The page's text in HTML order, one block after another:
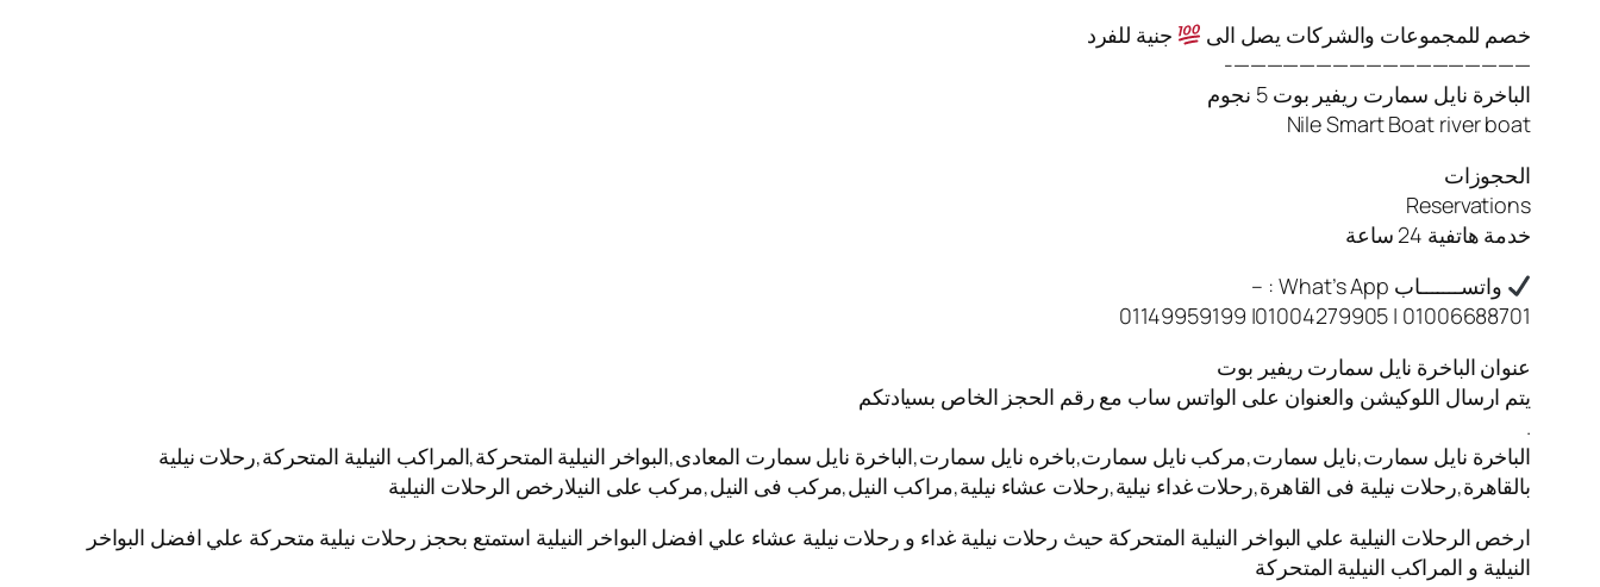
خصم للمجموعات والشركات يصل الى
جنية للفرد
——————————————————-
الباخرة نايل سمارت ريفير بوت 5 نجوم
Nile Smart Boat river boat
الحجوزات
Reservations
خدمة هاتفية 24 ساعة
واتســـــــاب What’s App : –
01006688701 | 01004279905| 01149959199
عنوان الباخرة نايل سمارت ريفير بوت
يتم ارسال اللوكيشن والعنوان على الواتس ساب مع رقم الحجز الخاص بسيادتكم
.
الباخرة نايل سمارت,نايل سمارت,مركب نايل سمارت,باخره نايل سمارت,الباخرة نايل سمارت المعادى,البواخر النيلية المتحركة,المراكب النيلية المتحركة,رحلات نيلية
بالقاهرة,رحلات نيلية فى القاهرة,رحلات غداء نيلية,رحلات عشاء نيلية,مراكب النيل,مركب فى النيل,مركب على النيلارخص الرحلات النيلية
ارخص الرحلات النيلية علي البواخر النيلية المتحركة حيث رحلات نيلية غداء و رحلات نيلية عشاء علي افضل البواخر النيلية استمتع بحجز رحلات نيلية متحركة علي افضل البواخر
النيلية و المراكب النيلية المتحركة